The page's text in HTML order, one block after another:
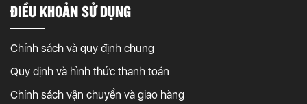
ĐIỀU KHOẢN SỬ DỤNG
Chính sách và quy định chung
Quy định và hình thức thanh toán
Chính sách vận chuyển và giao hàng